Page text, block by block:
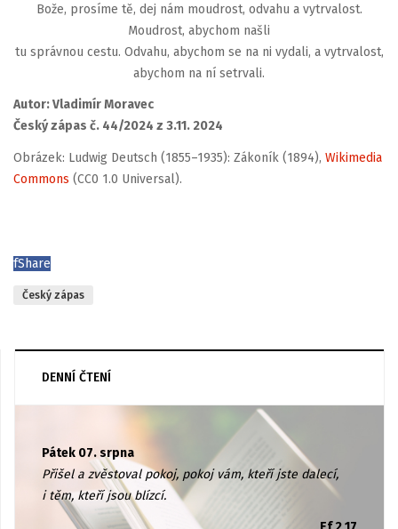
Bože, prosíme tě, dej nám moudrost, odvahu a vytrvalost.
Moudrost, abychom našli
tu správnou cestu. Odvahu, abychom se na ni vydali, a vytrvalost,
abychom na ní setrvali.
Autor: Vladimír Moravec
Český zápas č. 44/2024 z 3.11. 2024
Obrázek: Ludwig Deutsch (1855–1935): Zákoník (1894), Wikimedia
Commons (CC0 1.0 Universal).
fShare
Český zápas
DENNÍ ČTENÍ
Pátek 07. srpna
Přišel a zvěstoval pokoj, pokoj vám, kteří jste dalecí,
i těm, kteří jsou blízcí.